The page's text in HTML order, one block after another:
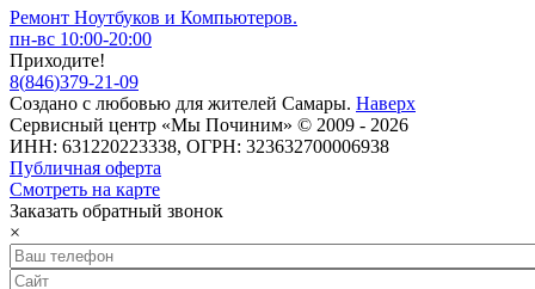
Ремонт Ноутбуков и Компьютеров.
пн-вс 10:00-20:00
Приходите!
8(846)379-21-09
Создано с любовью для жителей Самары. Наверх
Сервисный центр «Мы Починим» © 2009 - 2026
ИНН: 631220223338, ОГРН: 323632700006938
Публичная оферта
Смотреть на карте
Заказать обратный звонок
×